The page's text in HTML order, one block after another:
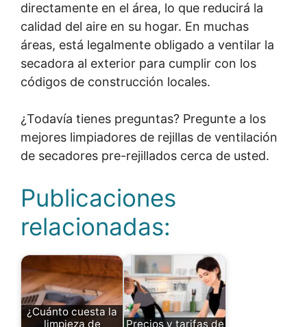
directamente en el área, lo que reducirá la
calidad del aire en su hogar. En muchas
áreas, está legalmente obligado a ventilar la
secadora al exterior para cumplir con los
códigos de construcción locales.
¿Todavía tienes preguntas? Pregunte a los
mejores limpiadores de rejillas de ventilación
de secadores pre-rejillados cerca de usted.
Publicaciones
relacionadas:
¿Cuánto cuesta la
limpieza de
Precios y tarifas de